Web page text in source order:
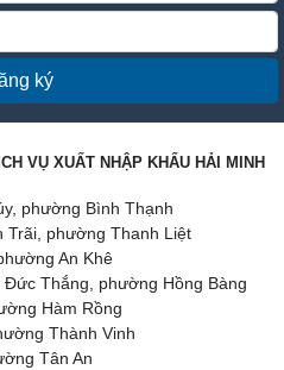
ký
VỤ XUẤT NHẬP KHẨU HẢI MINH
phường Bình Thạnh
Trãi, phường Thanh Liệt
An Khê
Đức Thắng, phường Hồng Bàng
Hàm Rồng
Thành Vinh
Tân An